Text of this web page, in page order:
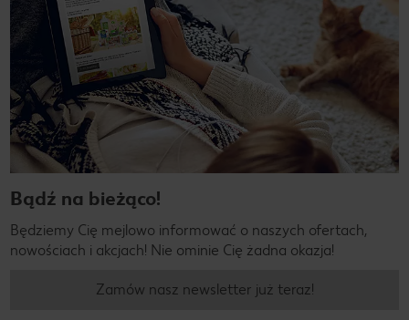
Bądź na bieżąco!
Będziemy Cię mejlowo informować o naszych ofertach,
nowościach i akcjach! Nie ominie Cię żadna okazja!
Zamów nasz newsletter już teraz!